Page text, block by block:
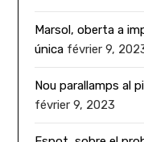
Marsol, oberta a
única février 9,
Nou parallamps al
février 9, 2023